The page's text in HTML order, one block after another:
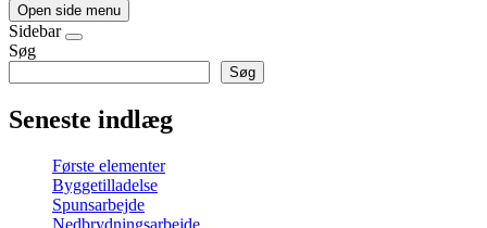
Open side menu
Sidebar
Søg
Søg
Seneste indlæg
Første elementer
Byggetilladelse
Spunsarbejde
Nedbrydningsarbejde